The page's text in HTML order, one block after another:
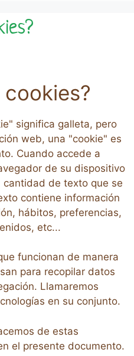
cookies?
significa galleta, pero
web, una "cookie" es
Cuando accede a
de su dispositivo
cantidad de texto que se
contiene información
hábitos, preferencias,
etc...
funcionan de manera
para recopilar datos
Llamaremos
en su conjunto.
de estas
el presente documento.